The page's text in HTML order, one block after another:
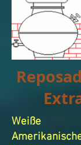
Weiße